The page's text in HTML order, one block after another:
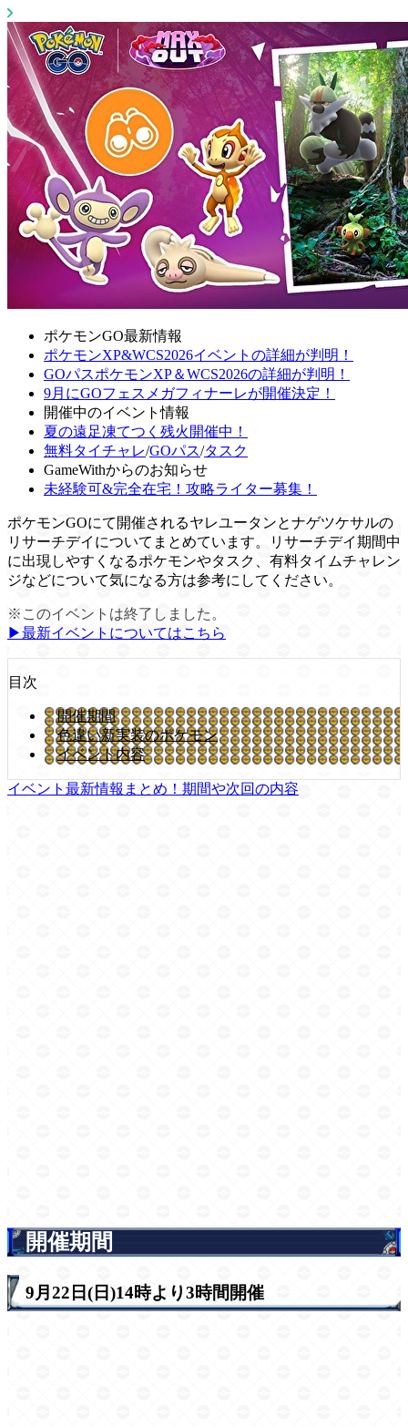
ポケモンGO最新情報
ポケモンXP&WCS2026イベントの詳細が判明！
GOパスポケモンXP＆WCS2026の詳細が判明！
9月にGOフェスメガフィナーレが開催決定！
開催中のイベント情報
夏の遠足凍てつく残火開催中！
無料タイチャレ/GOパス/タスク
GameWithからのお知らせ
未経験可&完全在宅！攻略ライター募集！
ポケモンGOにて開催されるヤレユータンとナゲツケサルの
リサーチデイについてまとめています。リサーチデイ期間中
に出現しやすくなるポケモンやタスク、有料タイムチャレン
ジなどについて気になる方は参考にしてください。
※このイベントは終了しました。
▶︎最新イベントについてはこちら
目次
開催期間
色違い新実装のポケモン
イベント内容
イベント最新情報まとめ！期間や次回の内容
開催期間
9月22日(日)14時より3時間開催